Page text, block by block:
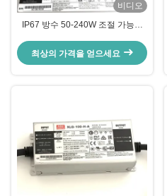
비디오
IP67 방수 50-240W 조절 가능한
드라이버 (조명용)
최상의 가격을 얻으세요